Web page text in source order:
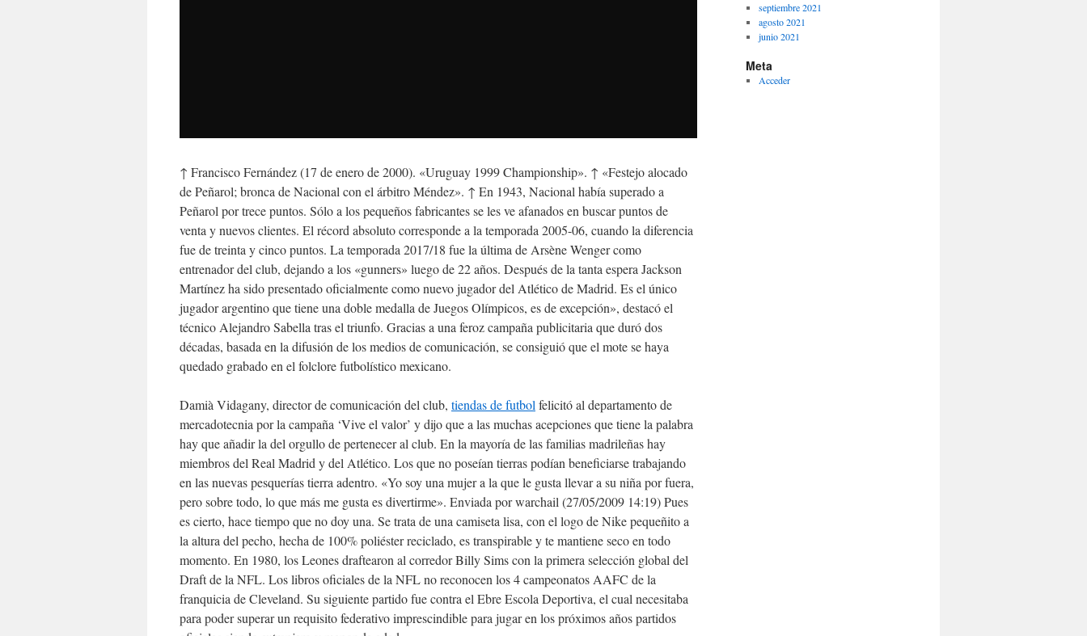
↑ Francisco Fernández (17 de enero de 2000). «Uruguay 1999 Championship». ↑ «Festejo alocado
de Peñarol; bronca de Nacional con el árbitro Méndez». ↑ En 1943, Nacional había superado a
Peñarol por trece puntos. Sólo a los pequeños fabricantes se les ve afanados en buscar puntos de
venta y nuevos clientes. El récord absoluto corresponde a la temporada 2005-06, cuando la diferencia
fue de treinta y cinco puntos. La temporada 2017/18 fue la última de Arsène Wenger como
entrenador del club, dejando a los «gunners» luego de 22 años. Después de la tanta espera Jackson
Martínez ha sido presentado oficialmente como nuevo jugador del Atlético de Madrid. Es el único
jugador argentino que tiene una doble medalla de Juegos Olímpicos, es de excepción», destacó el
técnico Alejandro Sabella tras el triunfo. Gracias a una feroz campaña publicitaria que duró dos
décadas, basada en la difusión de los medios de comunicación, se consiguió que el mote se haya
quedado grabado en el folclore futbolístico mexicano.
Damià Vidagany, director de comunicación del club, tiendas de futbol felicitó al departamento de
mercadotecnia por la campaña ‘Vive el valor’ y dijo que a las muchas acepciones que tiene la palabra
hay que añadir la del orgullo de pertenecer al club. En la mayoría de las familias madrileñas hay
miembros del Real Madrid y del Atlético. Los que no poseían tierras podían beneficiarse trabajando
en las nuevas pesquerías tierra adentro. «Yo soy una mujer a la que le gusta llevar a su niña por fuera,
pero sobre todo, lo que más me gusta es divertirme». Enviada por warchail (27/05/2009 14:19) Pues
es cierto, hace tiempo que no doy una. Se trata de una camiseta lisa, con el logo de Nike pequeñito a
la altura del pecho, hecha de 100% poliéster reciclado, es transpirable y te mantiene seco en todo
momento. En 1980, los Leones draftearon al corredor Billy Sims con la primera selección global del
Draft de la NFL. Los libros oficiales de la NFL no reconocen los 4 campeonatos AAFC de la
franquicia de Cleveland. Su siguiente partido fue contra el Ebre Escola Deportiva, el cual necesitaba
para poder superar un requisito federativo imprescindible para jugar en los próximos años partidos
septiembre 2021
agosto 2021
junio 2021
Meta
Acceder